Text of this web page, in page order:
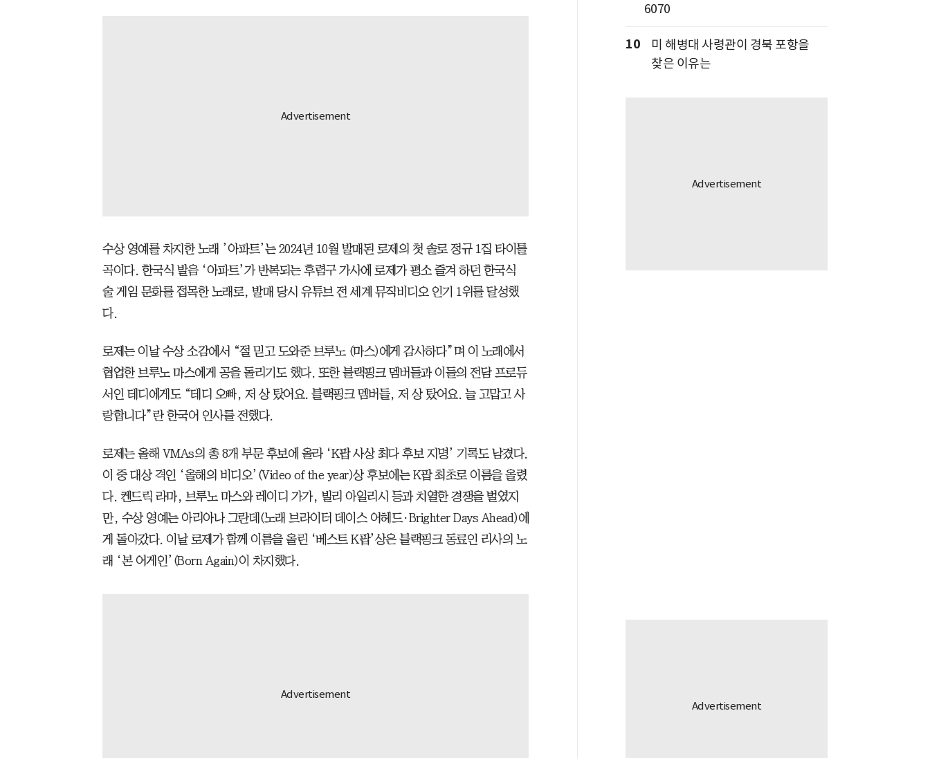
수상 영예를 차지한 노래 ’아파트’는 2024년 10월 발매된 로제의 첫 솔로 정규 1집 타이틀
곡이다. 한국식 발음 ‘아파트’가 반복되는 후렴구 가사에 로제가 평소 즐겨 하던 한국식
술 게임 문화를 접목한 노래로, 발매 당시 유튜브 전 세계 뮤직비디오 인기 1위를 달성했
다.
로제는 이날 수상 소감에서 “절 믿고 도와준 브루노 (마스)에게 감사하다”며 이 노래에서
협업한 브루노 마스에게 공을 돌리기도 했다. 또한 블랙핑크 멤버들과 이들의 전담 프로듀
서인 테디에게도 “테디 오빠, 저 상 탔어요. 블랙핑크 멤버들, 저 상 탔어요. 늘 고맙고 사
랑합니다”란 한국어 인사를 전했다.
로제는 올해 VMAs의 총 8개 부문 후보에 올라 ‘K팝 사상 최다 후보 지명’ 기록도 남겼다.
이 중 대상 격인 ‘올해의 비디오’(Video of the year)상 후보에는 K팝 최초로 이름을 올렸
다. 켄드릭 라마, 브루노 마스와 레이디 가가, 빌리 아일리시 등과 치열한 경쟁을 벌였지
만, 수상 영예는 아리아나 그란데(노래 브라이터 데이스 어헤드·Brighter Days Ahead)에
게 돌아갔다. 이날 로제가 함께 이름을 올린 ‘베스트 K팝’상은 블랙핑크 동료인 리사의 노
래 ‘본 어게인’(Born Again)이 차지했다.
6070
10
미 해병대 사령관이 경북 포항을
찾은 이유는